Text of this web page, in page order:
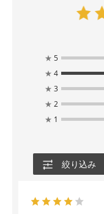
★ 5
★ 4
★ 3
★ 2
★ 1
絞り込み